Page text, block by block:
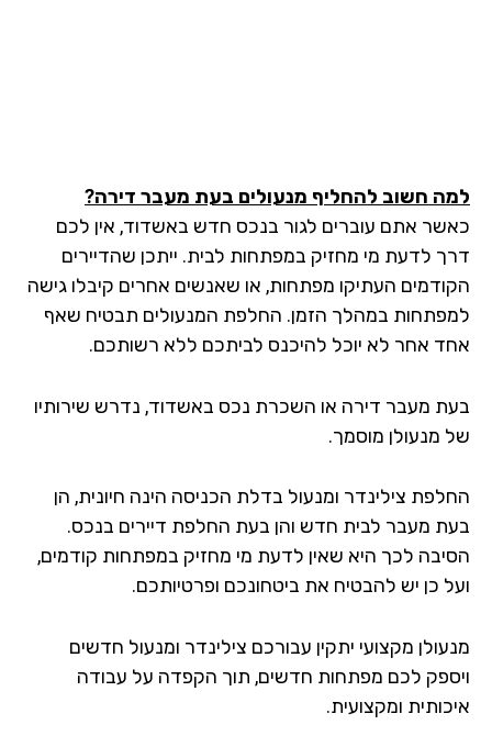
חשוב להחליף מנעולים בעת מעבר דירה?
אתם עוברים לגור בנכס חדש באשדוד, אין לכם
לדעת מי מחזיק במפתחות לבית. ייתכן שהדיירים
העתיקו מפתחות, או שאנשים אחרים קיבלו גישה
במהלך הזמן. החלפת המנעולים תבטיח שאף
אחר לא יוכל להיכנס לביתכם ללא רשותכם.
מעבר דירה או השכרת נכס באשדוד, נדרש שירותיו
מנעולן מוסמך.
צילינדר ומנעול בדלת הכניסה הינה חיונית, הן
מעבר לבית חדש והן בעת החלפת דיירים בנכס.
לכך היא שאין לדעת מי מחזיק במפתחות קודמים,
כן יש להבטיח את ביטחונכם ופרטיותכם.
מקצועי יתקין עבורכם צילינדר ומנעול חדשים
לכם מפתחות חדשים, תוך הקפדה על עבודה
ומקצועית.